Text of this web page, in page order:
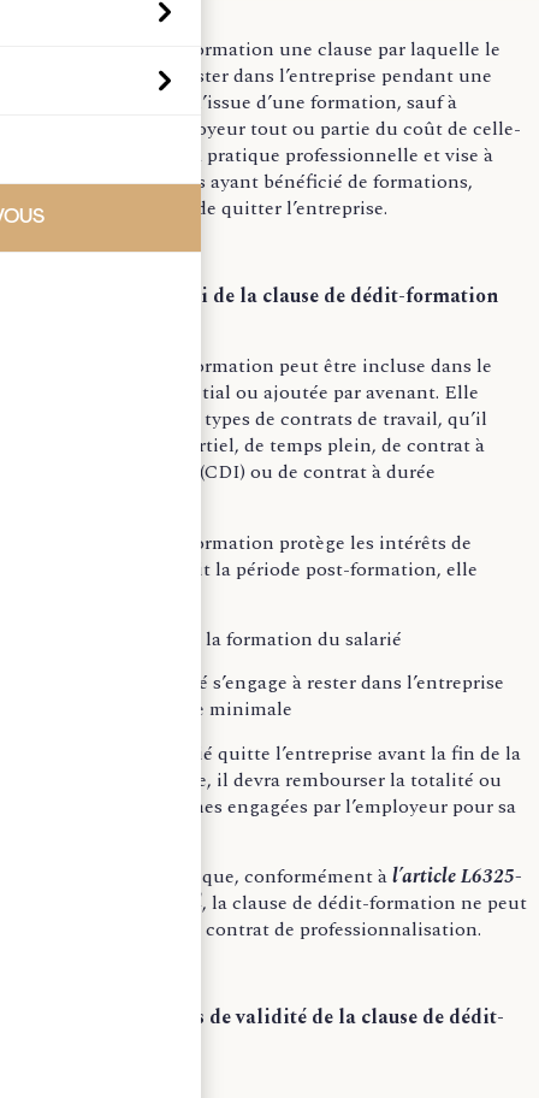
La clause de dédit-formation une clause par laquelle le
salarié s’engage à rester dans l’entreprise pendant une
période minimale à l’issue d’une formation, sauf à
rembourser à l’employeur tout ou partie du coût de celle-
ci. Elle découle de la pratique professionnelle et vise à
dissuader les salariés ayant bénéficié de formations,
souvent coûteuses, de quitter l’entreprise.
Mode d’emploi de la clause de dédit-formation
La clause de dédit-formation peut être incluse dans le
contrat de travail initial ou ajoutée par avenant. Elle
s’applique à tous les types de contrats de travail, qu’il
s’agisse de temps partiel, de temps plein, de contrat à
durée indéterminée (CDI) ou de contrat à durée
La clause de dédit-formation protège les intérêts de
l’entreprise. Elle régit la période post-formation, elle
– Le financement de la formation du salarié
– En retour, le salarié s’engage à rester dans l’entreprise
pendant une période minimale
Toutefois, si le salarié quitte l’entreprise avant la fin de la
durée minimale fixée, il devra rembourser la totalité ou
une partie des sommes engagées par l’employeur pour sa
Il convient de noter que, conformément àl’article L6325-
15 du code du travail, la clause de dédit-formation ne peut
être incluse dans un contrat de professionnalisation.
Les conditions de validité de la clause de dédit-